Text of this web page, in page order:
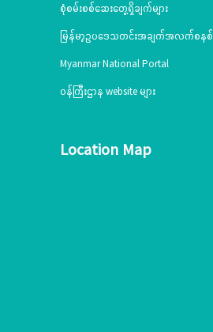
စုံစမ်းစစ်ဆေးတွေ့ရှိချက်များ
မြန်မာ့ဥပဒေသတင်းအချက်အလက်စနစ်
Myanmar National Portal
ဝန်ကြီးဌာန website များ
Location Map